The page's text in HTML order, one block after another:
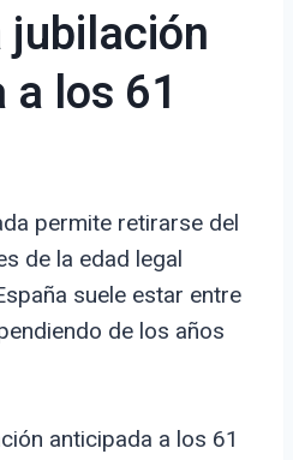
jubilación
los 61
permite retirarse del
de la edad legal
suele estar entre
de los años
anticipada a los 61